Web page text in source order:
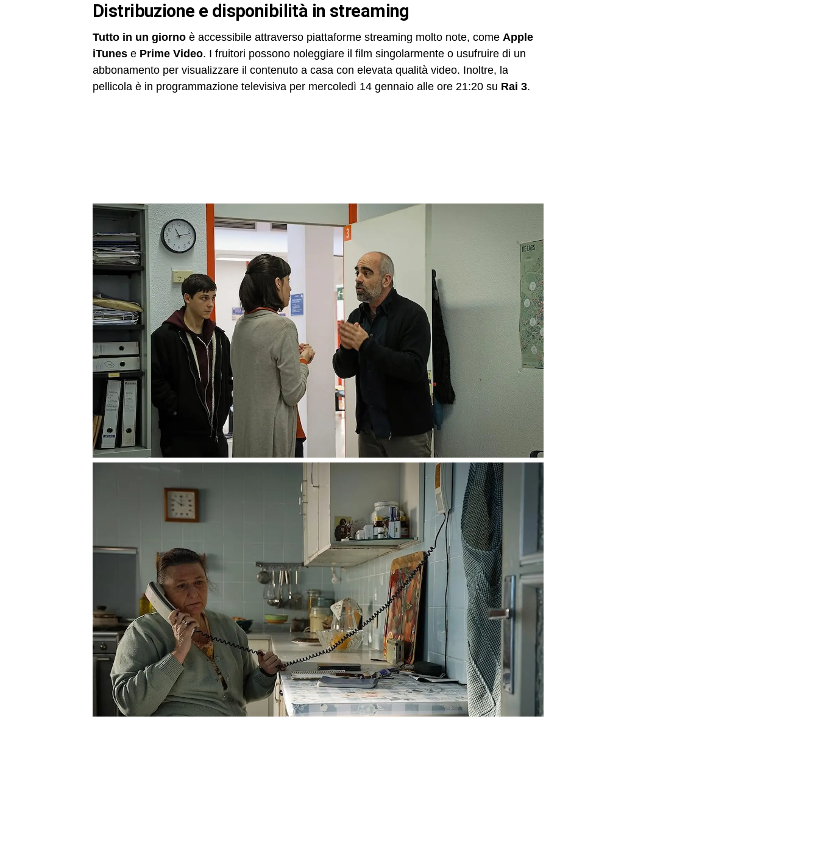
distribuzione e disponibilità in streaming
Tutto in un giorno è accessibile attraverso piattaforme streaming molto note, come Apple
iTunes e Prime Video. I fruitori possono noleggiare il film singolarmente o usufruire di un
abbonamento per visualizzare il contenuto a casa con elevata qualità video. Inoltre, la
pellicola è in programmazione televisiva per mercoledì 14 gennaio alle ore 21:20 su Rai 3.